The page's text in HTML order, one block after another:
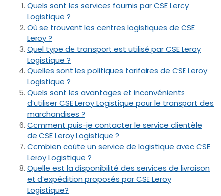
Quels sont les services fournis par CSE Leroy
Logistique ?
Où se trouvent les centres logistiques de CSE
Leroy ?
Quel type de transport est utilisé par CSE Leroy
Logistique ?
Quelles sont les politiques tarifaires de CSE Leroy
Logistique ?
Quels sont les avantages et inconvénients
d’utiliser CSE Leroy Logistique pour le transport des
marchandises ?
Comment puis-je contacter le service clientèle
de CSE Leroy Logistique ?
Combien coûte un service de logistique avec CSE
Leroy Logistique ?
Quelle est la disponibilité des services de livraison
et d’expédition proposés par CSE Leroy
Logistique?